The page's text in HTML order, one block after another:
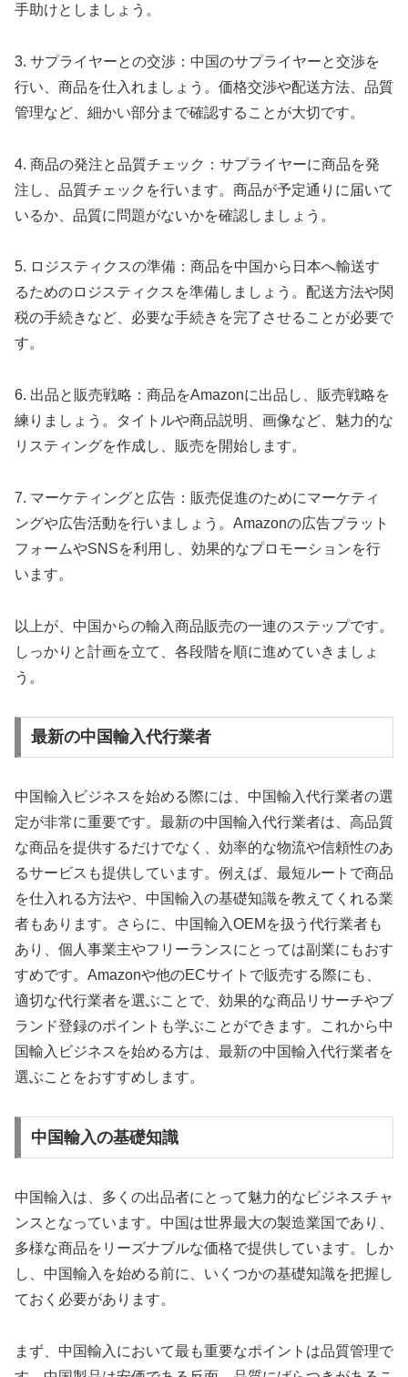
手助けとしましょう。
3. サプライヤーとの交渉：中国のサプライヤーと交渉を
行い、商品を仕入れましょう。価格交渉や配送方法、品質
管理など、細かい部分まで確認することが大切です。
4. 商品の発注と品質チェック：サプライヤーに商品を発
注し、品質チェックを行います。商品が予定通りに届いて
いるか、品質に問題がないかを確認しましょう。
5. ロジスティクスの準備：商品を中国から日本へ輸送す
るためのロジスティクスを準備しましょう。配送方法や関
税の手続きなど、必要な手続きを完了させることが必要で
す。
6. 出品と販売戦略：商品をAmazonに出品し、販売戦略を
練りましょう。タイトルや商品説明、画像など、魅力的な
リスティングを作成し、販売を開始します。
7. マーケティングと広告：販売促進のためにマーケティ
ングや広告活動を行いましょう。Amazonの広告プラット
フォームやSNSを利用し、効果的なプロモーションを行
います。
以上が、中国からの輸入商品販売の一連のステップです。
しっかりと計画を立て、各段階を順に進めていきましょ
う。
最新の中国輸入代行業者
中国輸入ビジネスを始める際には、中国輸入代行業者の選
定が非常に重要です。最新の中国輸入代行業者は、高品質
な商品を提供するだけでなく、効率的な物流や信頼性のあ
るサービスも提供しています。例えば、最短ルートで商品
を仕入れる方法や、中国輸入の基礎知識を教えてくれる業
者もあります。さらに、中国輸入OEMを扱う代行業者も
あり、個人事業主やフリーランスにとっては副業にもおす
すめです。Amazonや他のECサイトで販売する際にも、
適切な代行業者を選ぶことで、効果的な商品リサーチやブ
ランド登録のポイントも学ぶことができます。これから中
国輸入ビジネスを始める方は、最新の中国輸入代行業者を
選ぶことをおすすめします。
中国輸入の基礎知識
中国輸入は、多くの出品者にとって魅力的なビジネスチャ
ンスとなっています。中国は世界最大の製造業国であり、
多様な商品をリーズナブルな価格で提供しています。しか
し、中国輸入を始める前に、いくつかの基礎知識を把握し
ておく必要があります。
まず、中国輸入において最も重要なポイントは品質管理で